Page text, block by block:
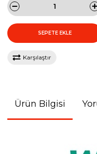
SEPETE EKLE
Karşılaştır
Ürün Bilgisi